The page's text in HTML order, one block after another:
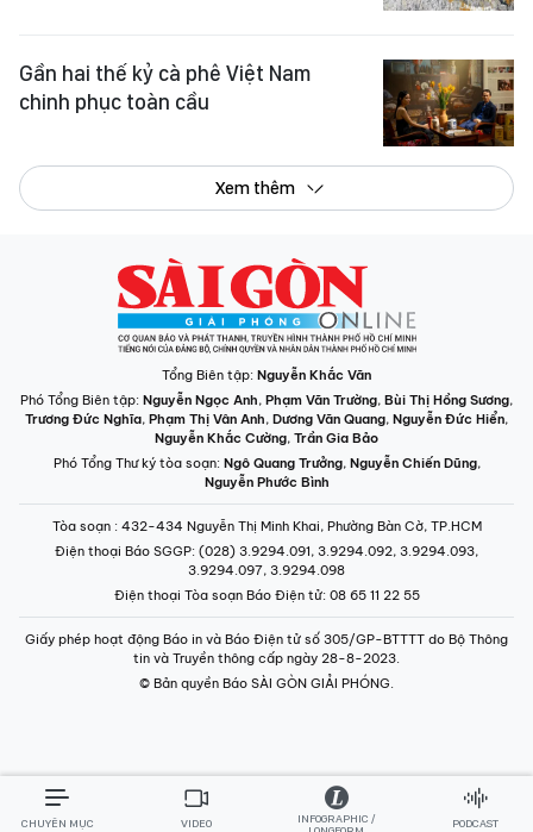
Gần hai thế kỷ cà phê Việt Nam
chinh phục toàn cầu
Xem thêm
Tổng Biên tập: Nguyễn Khắc Văn
Phó Tổng Biên tập: Nguyễn Ngọc Anh, Phạm Văn Trường, Bùi Thị Hồng Sương,
Trương Đức Nghĩa, Phạm Thị Vân Anh, Dương Văn Quang, Nguyễn Đức Hiển,
Nguyễn Khắc Cường, Trần Gia Bảo
Phó Tổng Thư ký tòa soạn: Ngô Quang Trưởng, Nguyễn Chiến Dũng,
Nguyễn Phước Bình
Tòa soạn : 432-434 Nguyễn Thị Minh Khai, Phường Bàn Cờ, TP.HCM
Điện thoại Báo SGGP: (028) 3.9294.091, 3.9294.092, 3.9294.093,
3.9294.097, 3.9294.098
Điện thoại Tòa soạn Báo Điện tử: 08 65 11 22 55
Giấy phép hoạt động Báo in và Báo Điện tử số 305/GP-BTTTT do Bộ Thông
tin và Truyền thông cấp ngày 28-8-2023.
© Bản quyền Báo SÀI GÒN GIẢI PHÓNG.
CHUYÊN MỤC VIDEO
INFOGRAPHIC /
PODCAST